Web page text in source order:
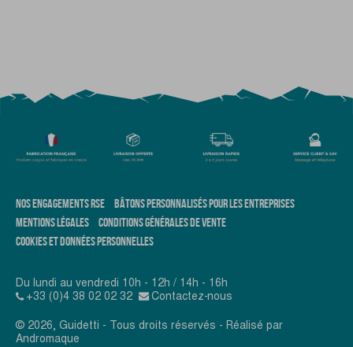
NOS ENGAGEMENTS RSE
BÂTONS PERSONNALISÉS POUR LES ENTREPRISES
MENTIONS LÉGALES
CONDITIONS GÉNÉRALES DE VENTE
COOKIES ET DONNÉES PERSONNELLES
Du lundi au vendredi 10h - 12h / 14h - 16h
+33 (0)4 38 02 02 32
Contactez-nous
© 2026, Guidetti - Tous droits réservés - Réalisé par
Andromaque